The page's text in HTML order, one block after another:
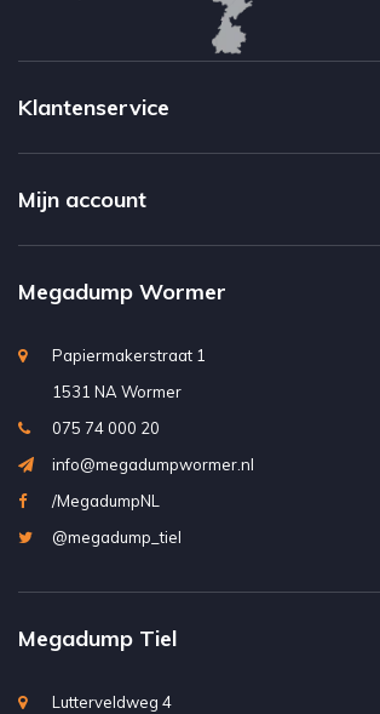
Klantenservice
Mijn account
Megadump Wormer
Papiermakerstraat 1
1531 NA Wormer
075 74 000 20
info@megadumpwormer.nl
/MegadumpNL
@megadump_tiel
Megadump Tiel
Lutterveldweg 4